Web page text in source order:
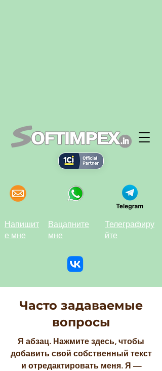
Напишит
е мне
Вацапните
мне
Телеграфиру
йте
Часто задаваемые
вопросы
Я абзац. Нажмите здесь, чтобы
добавить свой собственный текст
и отредактировать меня. Я —